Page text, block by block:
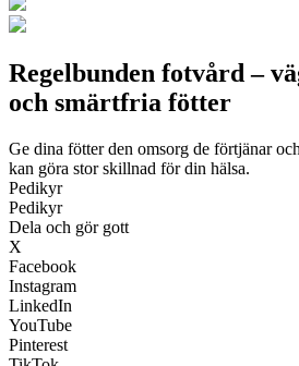
Regelbunden fotvård –
och smärtfria fötter
Ge dina fötter den omsorg de förtjänar
kan göra stor skillnad för din hälsa.
Pedikyr
Pedikyr
Dela och gör gott
X
Facebook
Instagram
LinkedIn
YouTube
Pinterest